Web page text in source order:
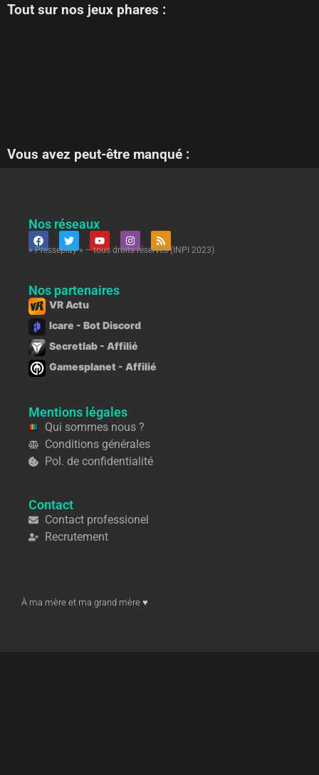
Tout sur nos jeux phares :
Vous avez peut-être manqué :
Nos réseaux
« Presseplay » – tous droits réservés (INPI 2023)
Nos partenaires
VR Actu
Icare - Bot Discord
Secretlab - Affilié
Gamesplanet - Affilié
Mentions légales
Qui sommes nous ?
Conditions générales
Pol. de confidentialité
Contact
Contact professionel
Recrutement
À ma mère et ma grand mère ♥︎